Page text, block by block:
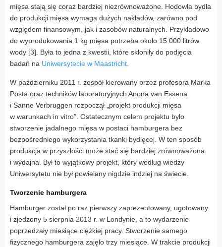
mięsa stają się coraz bardziej niezrównoważone. Hodowla bydła
do produkcji mięsa wymaga dużych nakładów, zarówno pod
względem finansowym, jak i zasobów naturalnych. Przykładowo
do wyprodukowania 1 kg mięsa potrzeba około 15 000 litrów
wody [3]. Była to jedna z kwestii, które skłoniły do podjęcia
badań na Uniwersytecie w Maastricht.
W październiku 2011 r. zespół kierowany przez profesora Marka
Posta oraz techników laboratoryjnych Anona van Essena
i Sanne Verbruggen rozpoczął „projekt produkcji mięsa
w warunkach in vitro”. Ostatecznym celem projektu było
stworzenie jadalnego mięsa w postaci hamburgera bez
bezpośredniego wykorzystania tkanki bydlęcej. W ten sposób
produkcja w przyszłości może stać się bardziej zrównoważona
i wydajna. Był to wyjątkowy projekt, który według wiedzy
Uniwersytetu nie był powielany nigdzie indziej na świecie.
Tworzenie hamburgera
Hamburger został po raz pierwszy zaprezentowany, ugotowany
i zjedzony 5 sierpnia 2013 r. w Londynie, a to wydarzenie
poprzedzały miesiące ciężkiej pracy. Stworzenie samego
fizycznego hamburgera zajęło trzy miesiące. W trakcie produkcji